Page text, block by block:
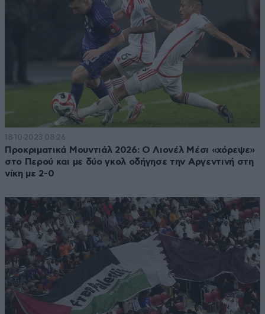
18·10·2023 08:26
Προκριματικά Μουντιάλ 2026: Ο Λιονέλ Μέσι «χόρεψε»
στο Περού και με δύο γκολ οδήγησε την Αργεντινή στη
νίκη με 2-0